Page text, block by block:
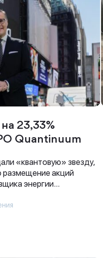
23,33%
Quantinuum
«квантовую» звезду,
размещение акций
энергии...